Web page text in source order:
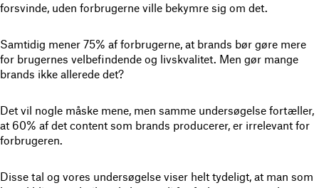
forsvinde, uden forbrugerne ville bekymre sig om det.
Samtidig mener 75% af forbrugerne, at brands bør gøre mere
for brugernes velbefindende og livskvalitet. Men gør mange
brands ikke allerede det?
Det vil nogle måske mene, men samme undersøgelse fortæller,
at 60% af det content som brands producerer, er irrelevant for
forbrugeren.
Disse tal og vores undersøgelse viser helt tydeligt, at man som